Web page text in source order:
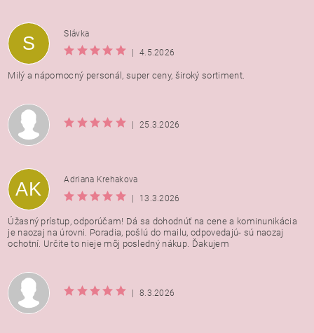
Vložením hodnotenie súhlasíte s
osobných údajov
S
Slávka
|
4.5.2026
Milý a nápomocný personál, super ceny, široký sortiment.
| 25.3.2026
AK
Adriana Krehakova
|
13.3.2026
Úžasný prístup, odporúčam! Dá sa dohodnúť na cene a kominunikácia
je naozaj na úrovni. Poradia, pošlú do mailu, odpovedajú- sú naozaj
ochotní. Určite to nieje môj posledný nákup. Ďakujem
| 8.3.2026